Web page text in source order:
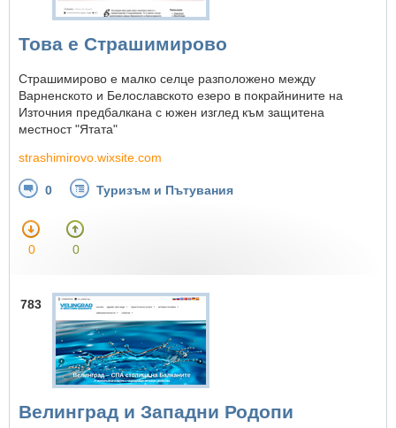
Това е Страшимирово
Страшимирово е малко селце разположено между
Варненското и Белославското езеро в покрайнините на
Източния предбалкана с южен изглед към защитена
местност "Ятата"
strashimirovo.wixsite.com
0 Туризъм и Пътувания
0 0
783
Велинград и Западни Родопи